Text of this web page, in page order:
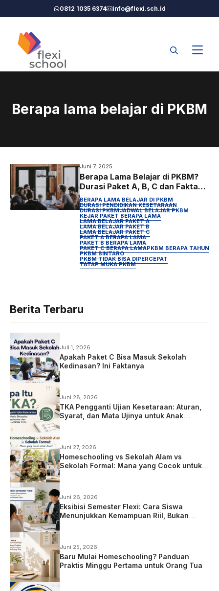
ke
0812 1035 6374 info@flexi.sch.id
Berapa lama belajar di PKBM
Juni 7, 2025
Berapa Lama Belajar di PKBM?
Durasi Paket A, B, C dan Fakta
yang Perlu Diketahui
BERAPA LAMA BELAJAR DI PKBM
DURASI PENDIDIKAN KESETARAAN
DURASI PKBMJADWAL BELAJAR PKBM
KEJAR PAKET BERAPA LAMA
LAMA BELAJAR PAKET A
LAMA BELAJAR PAKET B
LAMA BELAJAR PAKET C
PAKET A BERAPA LAMA
PAKET B BERAPA LAMA
PAKET C BERAPA LAMAPKBM BERAPA TAHUN
PKBM BINTARO
PKBM TIDAK BISA DIPERCEPAT
TATAP MUKA PKBM
Berita Terbaru
Juli 1, 2026
Apakah Paket C Bisa Masuk Sekolah
Kedinasan? Ini Faktanya
Juni 28, 2026
TKA Pengganti Ujian Kesetaraan: Aturan,
Syarat, dan Mata Ujinya untuk Anak
Juni 27, 2026
Homeschooling vs Sekolah Alam vs
Sekolah Formal: Mana yang Cocok untuk
Juni 26, 2026
Eksibisi Semester Flexi: Cara Siswa
Menunjukkan Kemampuan Riil, Bukan
Juni 25, 2026
Baru Mulai Homeschooling? Panduan
Praktis Minggu Pertama untuk Orang Tua